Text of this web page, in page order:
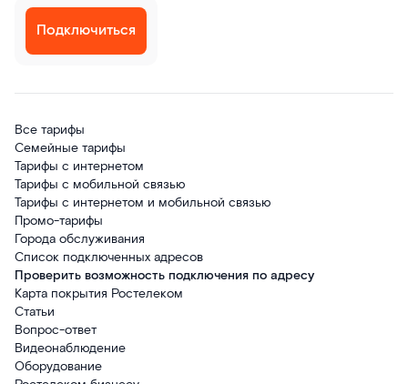
Подключиться
Все тарифы
Семейные тарифы
Тарифы с интернетом
Тарифы с мобильной связью
Тарифы с интернетом и мобильной связью
Промо-тарифы
Города обслуживания
Список подключенных адресов
Проверить возможность подключения по адресу
Карта покрытия Ростелеком
Статьи
Вопрос-ответ
Видеонаблюдение
Оборудование